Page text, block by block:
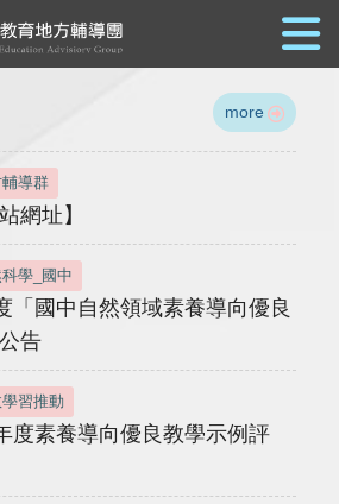
more
導群
網址】
學_國中
「國中自然領域素養導向優良
告
習推動
度素養導向優良教學示例評